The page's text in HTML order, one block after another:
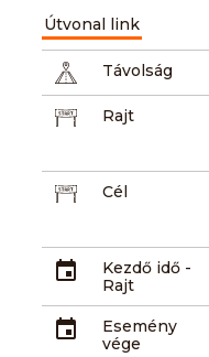
Útvonal link
Távolság
Rajt
Cél
Kezdő idő -
Rajt
Esemény
vége